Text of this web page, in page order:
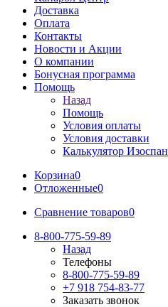
Доставка
Оплата
Контакты
Новости и Акции
О компании
Бонусная программа
Помощь
Назад
Помощь
Условия оплаты
Условия доставки
Калькулятор Изоспан
Корзина0
Отложенные0
Сравнение товаров0
8-800-775-59-89
Назад
Телефоны
8-800-775-59-89
+7 918 754-83-77
Заказать звонок